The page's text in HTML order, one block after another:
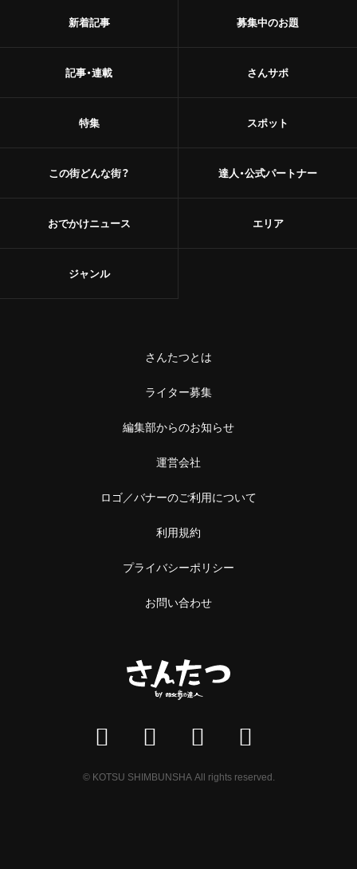
新着記事
記事・連載
特集
この街どんな街？
おでかけニュース
募集中のお題
さんサポ
スポット
達人・公式パートナー
エリア
ジャンル
さんたつとは
ライター募集
編集部からのお知らせ
運営会社
ロゴ／バナーのご利用について
利用規約
プライバシーポリシー
お問い合わせ
© KOTSU SHIMBUNSHA All rights reserved.